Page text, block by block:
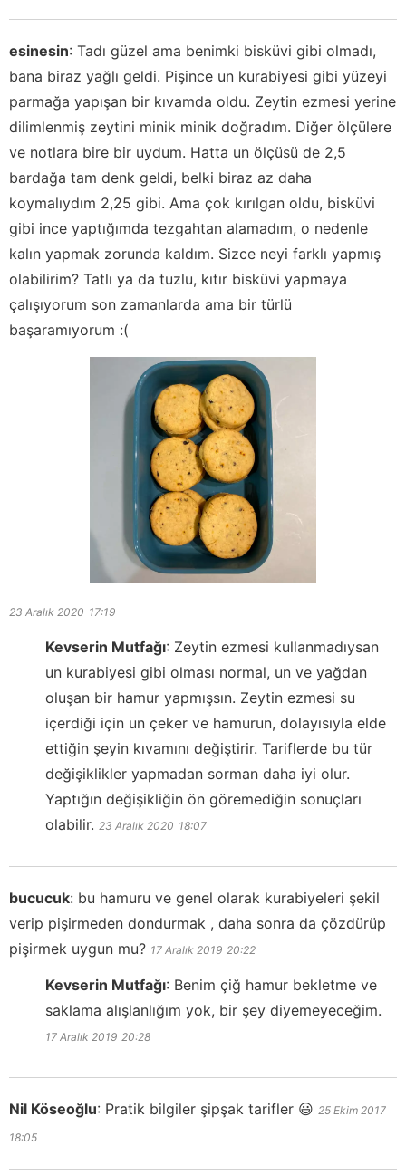
esinesin: Tadı güzel ama benimki bisküvi gibi olmadı,
bana biraz yağlı geldi. Pişince un kurabiyesi gibi yüzeyi
parmağa yapışan bir kıvamda oldu. Zeytin ezmesi yerine
dilimlenmiş zeytini minik minik doğradım. Diğer ölçülere
ve notlara bire bir uydum. Hatta un ölçüsü de 2,5
bardağa tam denk geldi, belki biraz az daha
koymalıydım 2,25 gibi. Ama çok kırılgan oldu, bisküvi
gibi ince yaptığımda tezgahtan alamadım, o nedenle
kalın yapmak zorunda kaldım. Sizce neyi farklı yapmış
olabilirim? Tatlı ya da tuzlu, kıtır bisküvi yapmaya
çalışıyorum son zamanlarda ama bir türlü
başaramıyorum :(
23 Aralık 2020 17:19
Kevserin Mutfağı: Zeytin ezmesi kullanmadıysan
un kurabiyesi gibi olması normal, un ve yağdan
oluşan bir hamur yapmışsın. Zeytin ezmesi su
içerdiği için un çeker ve hamurun, dolayısıyla elde
ettiğin şeyin kıvamını değiştirir. Tariflerde bu tür
değişiklikler yapmadan sorman daha iyi olur.
Yaptığın değişikliğin ön göremediğin sonuçları
olabilir. 23 Aralık 2020 18:07
bucucuk: bu hamuru ve genel olarak kurabiyeleri şekil
verip pişirmeden dondurmak , daha sonra da çözdürüp
pişirmek uygun mu? 17 Aralık 2019 20:22
Kevserin Mutfağı: Benim çiğ hamur bekletme ve
saklama alışlanlığım yok, bir şey diyemeyeceğim.
17 Aralık 2019 20:28
Nil Köseoğlu: Pratik bilgiler şipşak tarifler 😃 25 Ekim 2017
18:05